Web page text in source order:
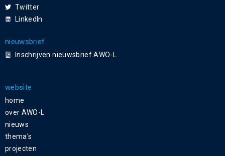
Twitter
LinkedIn
nieuwsbrief
Inschrijven nieuwsbrief AWO-L
website
home
over AWO-L
nieuws
thema's
projecten